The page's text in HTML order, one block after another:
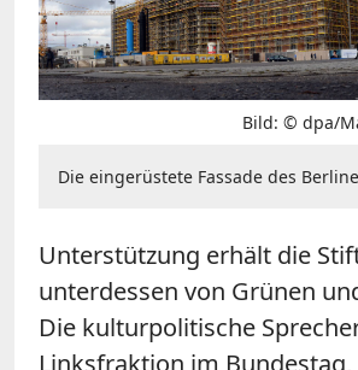
Bild: © dpa/
Die eingerüstete Fassade des
Unterstützung erhält die
unterdessen von Grünen
Die kulturpolitische
Linksfraktion im Bundestag,